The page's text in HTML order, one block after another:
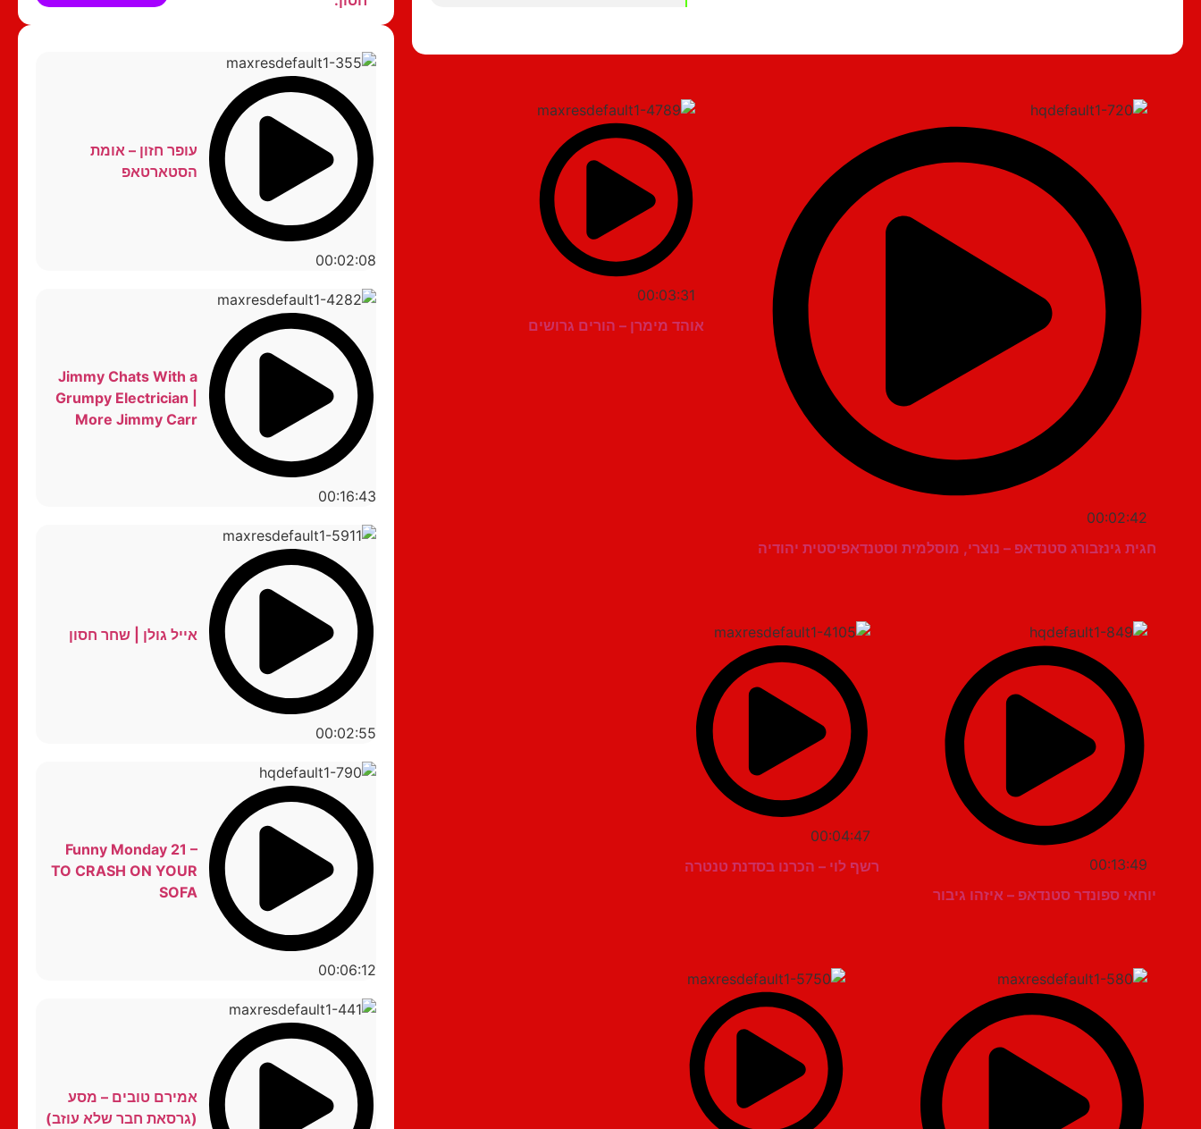
00:02:42
חגית גינזבורג סטנדאפ – נוצרי, מוסלמית וסטנדאפיסטית יהודיה
00:03:31
אוהד מימרן – הורים גרושים
00:13:49
יוחאי ספונדר סטנדאפ – איזהו גיבור
00:04:47
רשף לוי – הכרנו בסדנת טנטרה
00:02:08
עופר חזון – אומת
הסטארטאפ
00:16:43
Jimmy Chats With a
Grumpy Electrician |
More Jimmy Carr
00:02:55
אייל גולן | שחר חסון
00:06:12
Funny Monday 21 –
TO CRASH ON YOUR
SOFA
אמירם טובים – מסע
(גרסאת חבר שלא עוזב)